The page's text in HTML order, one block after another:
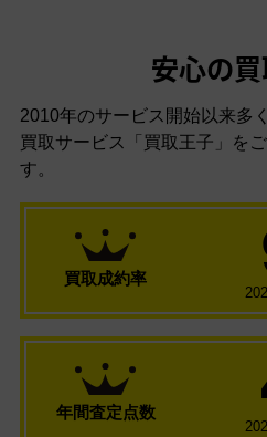
安心の
2010年のサービス開始以来多
買取サービス「買取王子」を
す。
買取成約率
年間査定点数